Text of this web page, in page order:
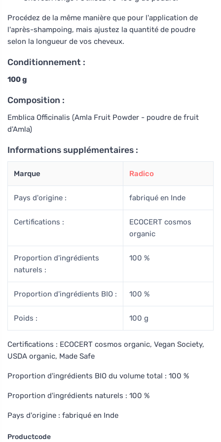
Procédez de la même manière que pour l'application de
l'après-shampoing, mais ajustez la quantité de poudre
selon la longueur de vos cheveux.
Conditionnement :
100 g
Composition :
Emblica Officinalis (Amla Fruit Powder - poudre de fruit
d'Amla)
Informations supplémentaires :
Marque Radico
Pays d'origine : fabriqué en Inde
Certifications :
ECOCERT cosmos
organic
Proportion d'ingrédients
naturels :
100 %
Proportion d'ingrédients BIO : 100 %
Poids : 100 g
Certifications : ECOCERT cosmos organic, Vegan Society,
USDA organic, Made Safe
Proportion d'ingrédients BIO du volume total : 100 %
Proportion d'ingrédients naturels : 100 %
Pays d'origine : fabriqué en Inde
Productcode